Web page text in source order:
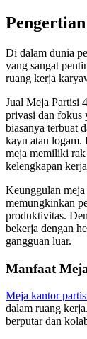
Di dalam dunia
yang sangat
ruang kerja
Jual Meja Partisi
privasi dan fokus
biasanya terbuat
kayu atau logam.
meja memiliki rak
kelengkapan
Keunggulan
memungkinkan
produktivitas.
bekerja dengan
gangguan luar.
Manfaat
Meja kantor
dalam ruang
berputar dan